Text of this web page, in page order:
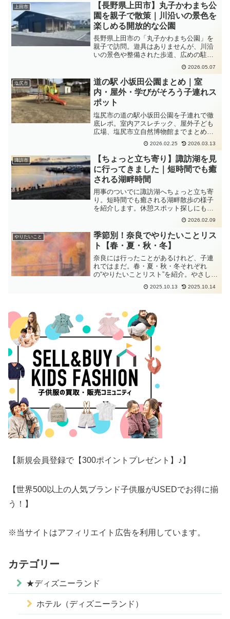
上田市
【長野県上田市】丸子かわまち公
園を親子で散策｜川沿いの景色を
楽しめる開放的な公園
長野県上田市の「丸子かわまち公園」を
親子で訪問。遊具はありませんが、川沿
いの景色や整備された歩道、広めの駐車
2026.05.07
塩尻市
道の駅 小坂田公園まとめ｜室
内・屋外・学びがそろう子連れス
ポット
塩尻市の道の駅小坂田公園を子連れで徹
底レポ。室内アスレチック、屋外子ども
広場、塩尻市立自然博物館までまとめて
紹介します。雨の日でも遊べる長野県の
子連れおでかけスポットです。
2026.02.25 2026.03.13
諏訪市
【ちょっと立ち寄り】諏訪湖を見
に行ってきました｜短時間でも癒
される湖畔時間
用事のついでに諏訪湖へちょっと立ち寄
り。短時間でも癒される湖畔散歩の様子
を紹介します。休憩スポット探しにもお
2026.02.09
やりたいこと
季節別！奈良でやりたいことリス
ト【春・夏・秋・冬】
奈良には行ったことがあるけれど、子連
れではまだ。春・夏・秋・冬それぞれ
の“やりたいことリスト”を紹介。やさしい
古都で叶えたい季節の旅。
2025.10.13 2025.10.14
【新規会員登録で【300ポイントプレゼント】♪】
【世界500以上の人気ブランド子供服がUSEDでお得に揃
う！】
※当サイトはアフィリエイト広告を利用しています。
カテゴリー
★ディズニーランド
ホテル（ディズニーランド）